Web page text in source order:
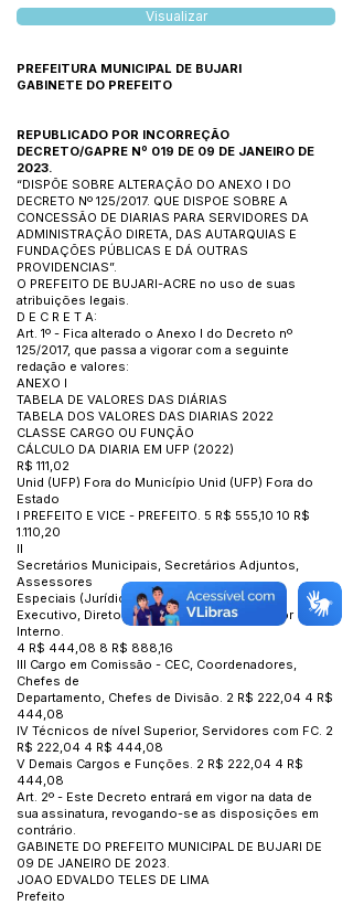
Visualizar
PREFEITURA MUNICIPAL DE BUJARI
GABINETE DO PREFEITO
REPUBLICADO POR INCORREÇÃO
DECRETO/GAPRE Nº 019 DE 09 DE JANEIRO DE
2023.
“DISPÕE SOBRE ALTERAÇÃO DO ANEXO I DO
DECRETO Nº 125/2017. QUE DISPOE SOBRE A
CONCESSÃO DE DIARIAS PARA SERVIDORES DA
ADMINISTRAÇÃO DIRETA, DAS AUTARQUIAS E
FUNDAÇÕES PÚBLICAS E DÁ OUTRAS
PROVIDENCIAS”.
O PREFEITO DE BUJARI-ACRE no uso de suas
atribuições legais.
D E C R E T A:
Art. 1º - Fica alterado o Anexo I do Decreto nº
125/2017, que passa a vigorar com a seguinte
redação e valores:
ANEXO I
TABELA DE VALORES DAS DIÁRIAS
TABELA DOS VALORES DAS DIARIAS 2022
CLASSE CARGO OU FUNÇÃO
CÁLCULO DA DIARIA EM UFP (2022)
R$ 111,02
Unid (UFP) Fora do Município Unid (UFP) Fora do
Estado
I PREFEITO E VICE - PREFEITO. 5 R$ 555,10 10 R$
1.110,20
II
Secretários Municipais, Secretários Adjuntos,
Assessores
Especiais (Jurídico, Gestão), Coordenador
Executivo, Diretores Executivos, Controlador
Interno.
4 R$ 444,08 8 R$ 888,16
III Cargo em Comissão - CEC, Coordenadores,
Chefes de
Departamento, Chefes de Divisão. 2 R$ 222,04 4 R$
444,08
IV Técnicos de nível Superior, Servidores com FC. 2
R$ 222,04 4 R$ 444,08
V Demais Cargos e Funções. 2 R$ 222,04 4 R$
444,08
Art. 2º - Este Decreto entrará em vigor na data de
sua assinatura, revogando-se as disposições em
contrário.
GABINETE DO PREFEITO MUNICIPAL DE BUJARI DE
09 DE JANEIRO DE 2023.
JOAO EDVALDO TELES DE LIMA
Prefeito